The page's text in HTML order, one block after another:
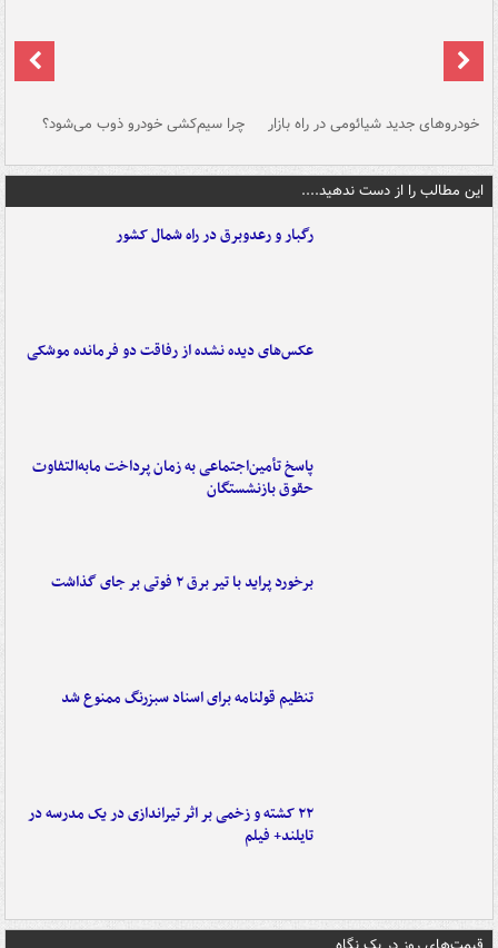
خودروهای جدید شیائومی در راه بازار چرا سیم‌کشی خودرو ذوب می‌شود؟
این مطالب را از دست ندهید....
رگبار و رعدوبرق در راه شمال کشور
عکس‌های دیده نشده از رفاقت دو فرمانده‌ موشکی
پاسخ تأمین‌اجتماعی به زمان پرداخت مابه‌التفاوت
حقوق بازنشستگان
برخورد پراید با تیر برق ۲ فوتی بر جای گذاشت
تنظیم قولنامه برای اسناد سبزرنگ ممنوع شد
۲۲ کشته و زخمی بر اثر تیراندازی در یک مدرسه در
تایلند+ فیلم